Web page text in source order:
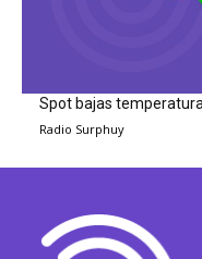
Spot bajas
Radio Surphuy